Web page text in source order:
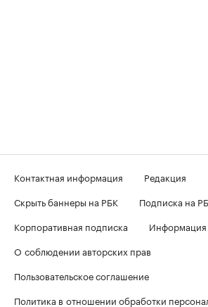
Контактная информация
Редакция
Скрыть баннеры на РБК
Подписка на
Корпоративная подписка
Информация
О соблюдении авторских прав
Пользовательское соглашение
Политика в отношении обработки